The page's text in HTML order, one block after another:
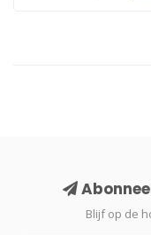
Blijf op de